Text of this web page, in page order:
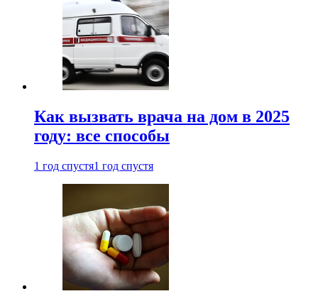
Как вызвать врача на дом в 2025
году: все способы
1 год спустя1 год спустя